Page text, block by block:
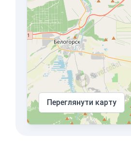
Переглянути карту